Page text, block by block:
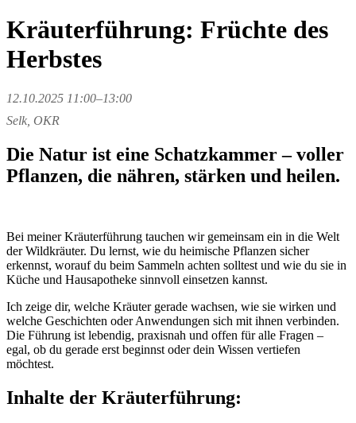
Kräuterführung: Früchte des
Herbstes
12.10.2025 11:00–13:00
Selk, OKR
Die Natur ist eine Schatzkammer – voller
Pflanzen, die nähren, stärken und heilen.
Bei meiner Kräuterführung tauchen wir gemeinsam ein in die Welt
der Wildkräuter. Du lernst, wie du heimische Pflanzen sicher
erkennst, worauf du beim Sammeln achten solltest und wie du sie in
Küche und Hausapotheke sinnvoll einsetzen kannst.
Ich zeige dir, welche Kräuter gerade wachsen, wie sie wirken und
welche Geschichten oder Anwendungen sich mit ihnen verbinden.
Die Führung ist lebendig, praxisnah und offen für alle Fragen –
egal, ob du gerade erst beginnst oder dein Wissen vertiefen
möchtest.
Inhalte der Kräuterführung: